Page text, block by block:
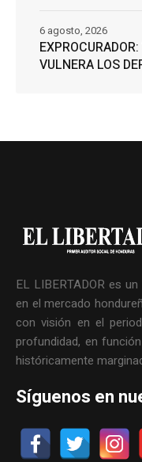
VULNERA LOS
6 agosto, 2026
EL LIBERTADOR es
en el mercado
con visión en el
profundidad, en
históricamente
Síguenos en